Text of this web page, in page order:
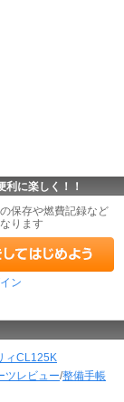
利に楽しく！！
保存や燃費記録など
ります
ン
ィCL125K
ツレビュー/整備手帳